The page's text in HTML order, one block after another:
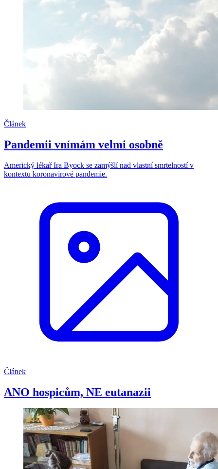
Článek
Pandemii vnímám velmi osobně
Americký lékař Ira Byock se zamýšlí nad vlastní smrtelností v
kontextu koronavirové pandemie.
Článek
ANO hospicům, NE eutanazii